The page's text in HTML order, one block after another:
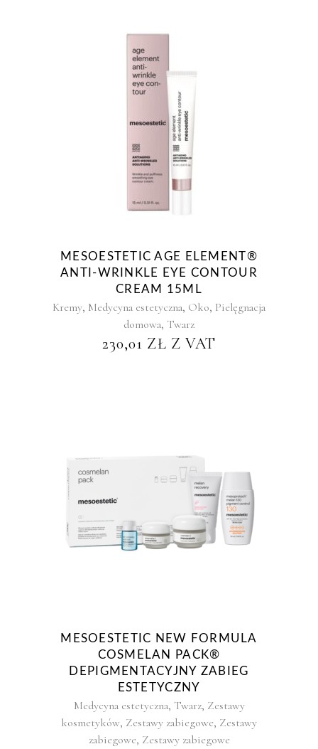
MESOESTETIC AGE ELEMENT®
ANTI-WRINKLE EYE CONTOUR
CREAM 15ML
Kremy, Medycyna estetyczna, Oko, Pielęgnacja
domowa, Twarz
230,01 ZŁ Z VAT
MESOESTETIC NEW FORMULA
COSMELAN PACK®
DEPIGMENTACYJNY ZABIEG
ESTETYCZNY
Medycyna estetyczna, Twarz, Zestawy
kosmetyków, Zestawy zabiegowe, Zestawy
zabiegowe, Zestawy zabiegowe